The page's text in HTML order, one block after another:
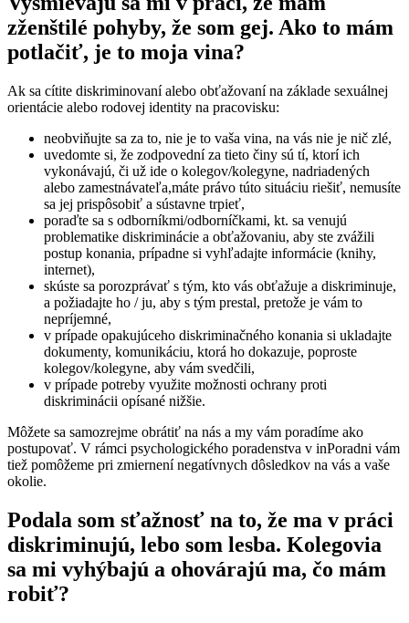
zženštilé pohyby, že som gej. Ako to mám
potlačiť, je to moja vina?
Ak sa cítite diskriminovaní alebo obťažovaní na základe sexuálnej
orientácie alebo rodovej identity na pracovisku:
neobviňujte sa za to, nie je to vaša vina, na vás nie je nič zlé,
uvedomte si, že zodpovední za tieto činy sú tí, ktorí ich
vykonávajú, či už ide o kolegov/kolegyne, nadriadených
alebo zamestnávateľa,máte právo túto situáciu riešiť, nemusíte
sa jej prispôsobiť a sústavne trpieť,
poraďte sa s odborníkmi/odborníčkami, kt. sa venujú
problematike diskriminácie a obťažovaniu, aby ste zvážili
postup konania, prípadne si vyhľadajte informácie (knihy,
internet),
skúste sa porozprávať s tým, kto vás obťažuje a diskriminuje,
a požiadajte ho / ju, aby s tým prestal, pretože je vám to
nepríjemné,
v prípade opakujúceho diskriminačného konania si ukladajte
dokumenty, komunikáciu, ktorá ho dokazuje, poproste
kolegov/kolegyne, aby vám svedčili,
v prípade potreby využite možnosti ochrany proti
diskriminácii opísané nižšie.
Môžete sa samozrejme obrátiť na nás a my vám poradíme ako
postupovať. V rámci psychologického poradenstva v inPoradni vám
tiež pomôžeme pri zmiernení negatívnych dôsledkov na vás a vaše
okolie.
Podala som sťažnosť na to, že ma v práci
diskriminujú, lebo som lesba. Kolegovia
sa mi vyhýbajú a ohovárajú ma, čo mám
robiť?